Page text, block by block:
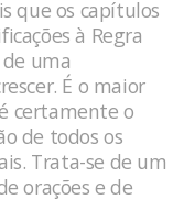
que os capítulos
à Regra
uma
É o maior
certamente o
de todos os
Trata-se de um
orações e de